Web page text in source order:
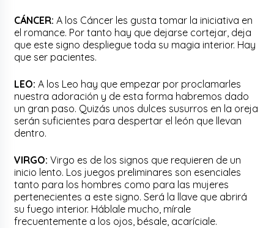
CÁNCER:A los Cáncer les gusta tomar la iniciativa en
el romance. Por tanto hay que dejarse cortejar, deja
que este signo despliegue toda su magia interior. Hay
que ser pacientes.
LEO: A los Leo hay que empezar por proclamarles
nuestra adoración y de esta forma habremos dado
un gran paso. Quizás unos dulces susurros en la oreja
serán suficientes para despertar el león que llevan
dentro.
VIRGO: Virgo es de los signos que requieren de un
inicio lento. Los juegos preliminares son esenciales
tanto para los hombres como para las mujeres
pertenecientes a este signo. Será la llave que abrirá
su fuego interior. Háblale mucho, mírale
frecuentemente a los ojos, bésale, acaríciale.